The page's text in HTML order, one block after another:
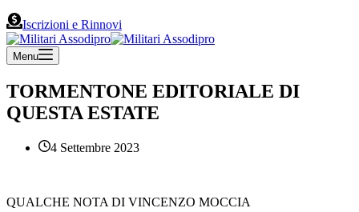
Iscrizioni e Rinnovi
Menu
TORMENTONE EDITORIALE DI
QUESTA ESTATE
4 Settembre 2023
QUALCHE NOTA DI VINCENZO MOCCIA